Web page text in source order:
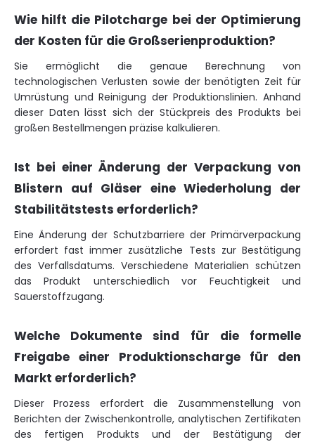
Wie hilft die Pilotcharge bei der Optimierung
der Kosten für die Großserienproduktion?
Sie ermöglicht die genaue Berechnung von
technologischen Verlusten sowie der benötigten Zeit für
Umrüstung und Reinigung der Produktionslinien. Anhand
dieser Daten lässt sich der Stückpreis des Produkts bei
großen Bestellmengen präzise kalkulieren.
Ist bei einer Änderung der Verpackung von
Blistern auf Gläser eine Wiederholung der
Stabilitätstests erforderlich?
Eine Änderung der Schutzbarriere der Primärverpackung
erfordert fast immer zusätzliche Tests zur Bestätigung
des Verfallsdatums. Verschiedene Materialien schützen
das Produkt unterschiedlich vor Feuchtigkeit und
Sauerstoffzugang.
Welche Dokumente sind für die formelle
Freigabe einer Produktionscharge für den
Markt erforderlich?
Dieser Prozess erfordert die Zusammenstellung von
Berichten der Zwischenkontrolle, analytischen Zertifikaten
des fertigen Produkts und der Bestätigung der